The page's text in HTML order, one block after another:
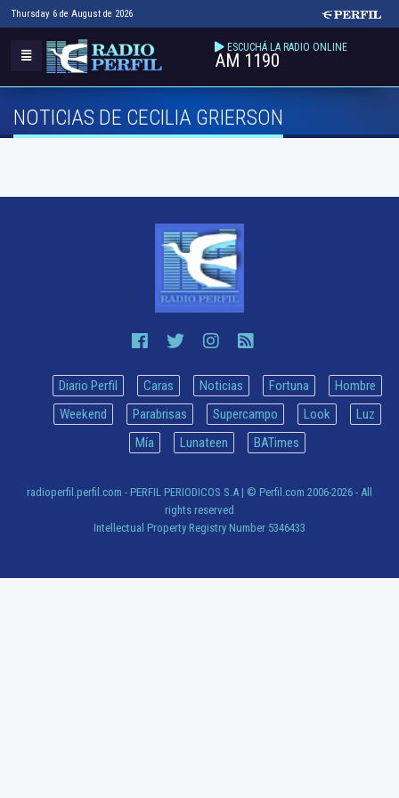
Thursday 6 de August de 2026
ESCUCHÁ LA RADIO ONLINE
AM 1190
NOTICIAS DE CECILIA GRIERSON
Diario Perfil Caras Noticias Fortuna
Hombre
Weekend
Parabrisas Supercampo Look
Luz
Mía
Lunateen BATimes
radioperfil.perfil.com - PERFIL PERIODICOS S.A | © Perfil.com 2006-2026 - All
rights reserved
Intellectual Property Registry Number 5346433